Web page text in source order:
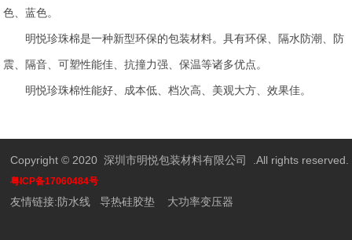
色、蓝色。
明悦珍珠棉是一种新型环保的包装材料。具有环保、隔水防潮、防
震、隔音、可塑性能佳、抗撞力强、保温等诸多优点。
明悦珍珠棉性能好、成本低、档次高、美观大方、效果佳。
Copyright © 2020 深圳市明悦包装材料有限公司 .All rights reserved.
粤ICP备17060484号
友情链接:防水线 导热硅胶垫 大功率变压器